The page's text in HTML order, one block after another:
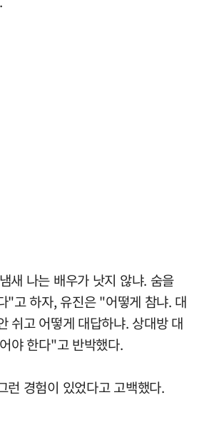
새 나는 배우가 낫지 않냐. 숨을
"고 하자, 유진은 "어떻게 참냐. 대
쉬고 어떻게 대답하냐. 상대방 대
야 한다"고 반박했다.
런 경험이 있었다고 고백했다.